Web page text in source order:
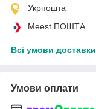
Укрпошта
Meest ПОШТА
Всі умови доставки
Умови оплати